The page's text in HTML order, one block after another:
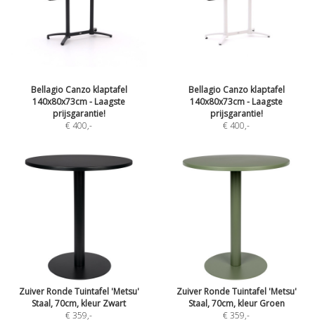
Bellagio Canzo klaptafel
140x80x73cm - Laagste
prijsgarantie!
€ 400,-
Bellagio Canzo klaptafel
140x80x73cm - Laagste
prijsgarantie!
€ 400,-
Zuiver Ronde Tuintafel 'Metsu'
Staal, 70cm, kleur Zwart
€ 359,-
Zuiver Ronde Tuintafel 'Metsu'
Staal, 70cm, kleur Groen
€ 359,-